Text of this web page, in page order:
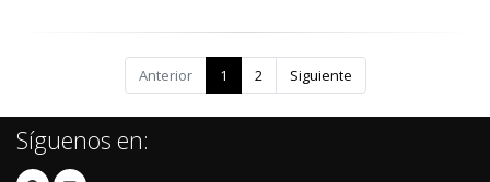
Anterior 1 2 Siguiente
Síguenos en: